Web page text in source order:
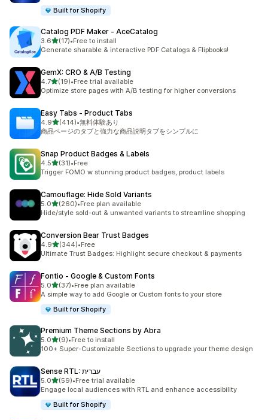
Built for Shopify
Catalog PDF Maker ‑ AceCatalog
3.65つ星中
(17)
合計レビュー数：17件
•Free to install
Generate sharable & interactive PDF Catalogs & Flipbooks!
GemX: CRO & A/B Testing
4.75つ星中
(19)
合計レビュー数：19件
•Free trial available
Optimize store pages with A/B testing for higher conversions
Easy Tabs ‑ Product Tabs
4.95つ星中
(414)
合計レビュー数：414件
•無料体験あり
商品ページのタブと強力な商品説明タブをシンプルに
Snap Product Badges & Labels
4.55つ星中
(31)
合計レビュー数：31件
•Free
Trigger FOMO w stunning product badges, product labels
Camouflage: Hide Sold Variants
5.05つ星中
(260)
合計レビュー数：260件
•Free plan available
Hide/style sold-out & unwanted variants to streamline shopping
Conversion Bear Trust Badges
4.95つ星中
(344)
合計レビュー数：344件
•Free
Ultimate Trust Badges: Highlight secure checkout & payments
Fontio ‑ Google & Custom Fonts
5.05つ星中
(37)
合計レビュー数：37件
•Free plan available
A simple way to add Google or Custom fonts to your store
Built for Shopify
Premium Theme Sections by Abra
5.05つ星中
(9)
合計レビュー数：9件
•Free to install
100+ Super-Customizable Sections to upgrade your theme design
Sense RTL: עברית
5.05つ星中
(59)
合計レビュー数：59件
•Free trial available
Engage local audiences with RTL and enhance accessibility
Built for Shopify